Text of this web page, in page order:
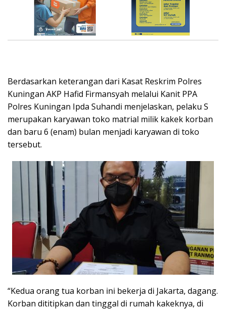
Berdasarkan keterangan dari Kasat Reskrim Polres
Kuningan AKP Hafid Firmansyah melalui Kanit PPA
Polres Kuningan Ipda Suhandi menjelaskan, pelaku S
merupakan karyawan toko matrial milik kakek korban
dan baru 6 (enam) bulan menjadi karyawan di toko
tersebut.
“Kedua orang tua korban ini bekerja di Jakarta, dagang.
Korban dititipkan dan tinggal di rumah kakeknya, di